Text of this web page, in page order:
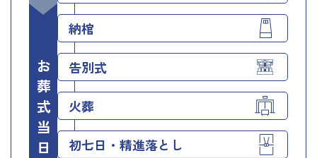
お葬式当日
納棺
告別式
火葬
初七日・精進落とし